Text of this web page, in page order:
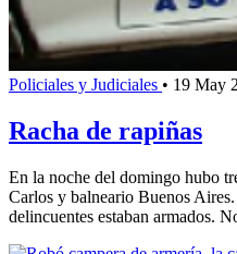
Policiales y Judiciales • 19 May
Racha de rapiñas
En la noche del domingo hubo
Carlos y balneario Buenos
delincuentes estaban armados.